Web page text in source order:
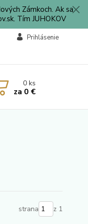
Zámkoch. Ak sa
Tím JUHOKOV
Prihlásenie
0ks
za 0 €
strana z 1